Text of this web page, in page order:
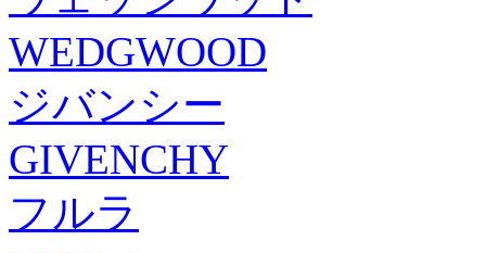
WEDGWOOD
ジバンシー
GIVENCHY
フルラ